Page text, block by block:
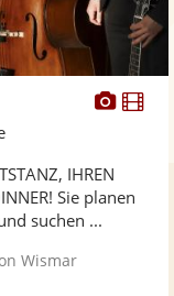
IHREN
Sie planen
suchen ...
Wismar